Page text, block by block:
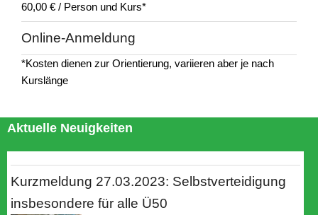
60,00 € / Person und Kurs*
Online-Anmeldung
*Kosten dienen zur Orientierung, variieren aber je nach
Kurslänge
Aktuelle Neuigkeiten
Kurzmeldung 27.03.2023: Selbstverteidigung
insbesondere für alle Ü50